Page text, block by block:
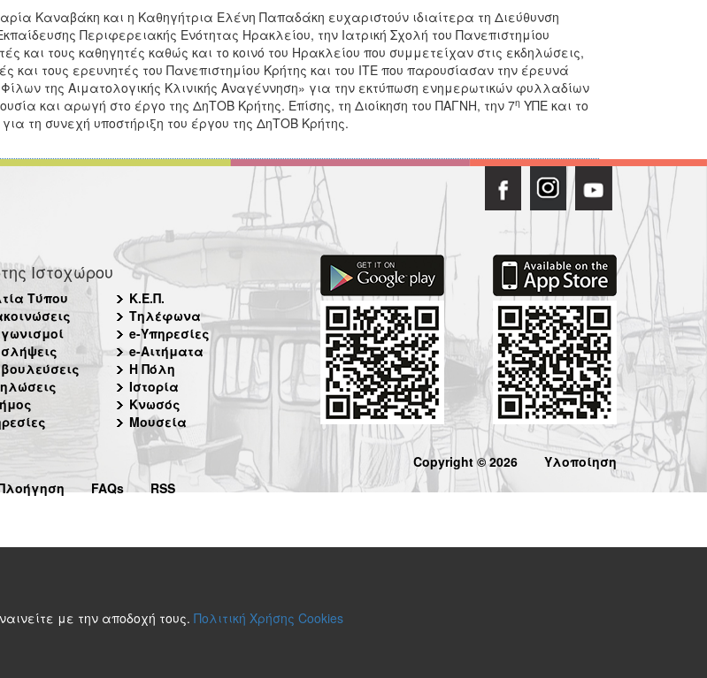
Καναβάκη και η Καθηγήτρια Ελένη Παπαδάκη ευχαριστούν ιδιαίτερα τη Διεύθυνση
Περιφερειακής Ενότητας Ηρακλείου, την Ιατρική Σχολή του Πανεπιστημίου
και τους καθηγητές καθώς και το κοινό του Ηρακλείου που συμμετείχαν στις εκδηλώσεις,
και τους ερευνητές του Πανεπιστημίου Κρήτης και του ΙΤΕ που παρουσίασαν την έρευνά
της Αιματολογικής Κλινικής Αναγέννηση» για την εκτύπωση ενημερωτικών φυλλαδίων
και αρωγή στο έργο της ΔηΤΟΒ Κρήτης. Επίσης, τη Διοίκηση του ΠΑΓΝΗ, την 7η ΥΠΕ και το
τη συνεχή υποστήριξη του έργου της ΔηΤΟΒ Κρήτης.
Ιστοχώρου
Τύπου
Κ.Ε.Π.
Τηλέφωνα
e-Υπηρεσίες
e-Αιτήματα
Η Πόλη
Ιστορία
Κνωσός
Μουσεία
FAQs RSS
Copyright © 2026 Υλοποίηση
με την αποδοχή τους. Πολιτική Χρήσης Cookies